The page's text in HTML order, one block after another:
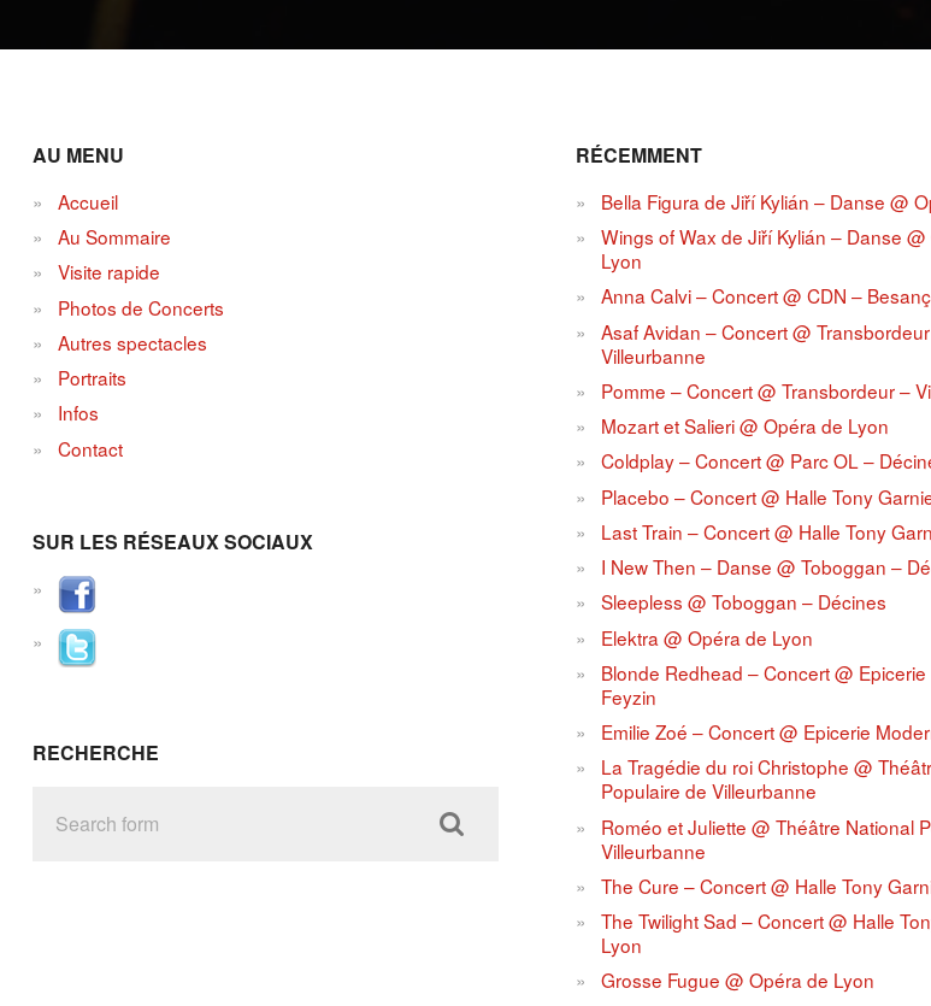
AU MENU
Accueil
Au Sommaire
Visite rapide
Photos de Concerts
Autres spectacles
Portraits
Infos
Contact
SUR LES RÉSEAUX SOCIAUX
RECHERCHE
RÉCEMMENT
Bella Figura de Jiří Kylián – Danse @
Wings of Wax de Jiří Kylián – Danse
Lyon
Anna Calvi – Concert @ CDN –
Asaf Avidan – Concert @
Villeurbanne
Pomme – Concert @ Transbordeur –
Mozart et Salieri @ Opéra de Lyon
Coldplay – Concert @ Parc OL –
Placebo – Concert @ Halle Tony
Last Train – Concert @ Halle Tony
I New Then – Danse @ Toboggan –
Sleepless @ Toboggan – Décines
Elektra @ Opéra de Lyon
Blonde Redhead – Concert @
Feyzin
Emilie Zoé – Concert @ Epicerie
La Tragédie du roi Christophe @
Populaire de Villeurbanne
Roméo et Juliette @ Théâtre National
Villeurbanne
The Cure – Concert @ Halle Tony
The Twilight Sad – Concert @ Halle
Lyon
Grosse Fugue @ Opéra de Lyon